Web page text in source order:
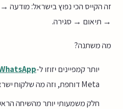
זה הקייס הכי נפוץ בישראל:
→ תיאום → סגירה.
מה משתנה?
יותר קמפיינים יזוזו ל-
Meta דוחפת, וזה מה שלקוח ישראלי אוהב.
חלק משמעותי יותר מהשיחה